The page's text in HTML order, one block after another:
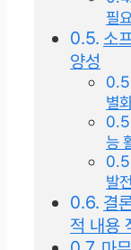
필
소
양성
별
능
발
결
적 내용